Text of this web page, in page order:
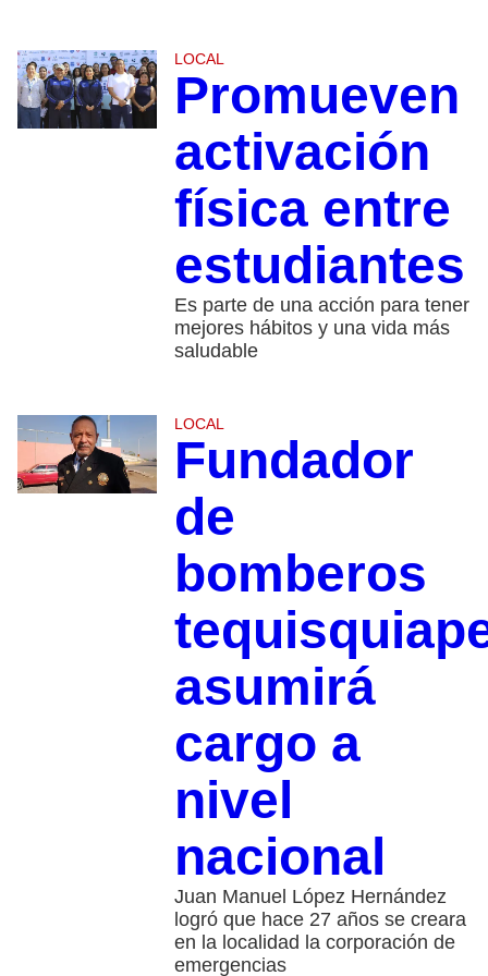
LOCAL
Promueven
activación
física entre
estudiantes
Es parte de una acción para tener
mejores hábitos y una vida más
saludable
LOCAL
Fundador
de
bomberos
asumirá
cargo a
nivel
nacional
Juan Manuel López Hernández
logró que hace 27 años se creara
en la localidad la corporación de
emergencias